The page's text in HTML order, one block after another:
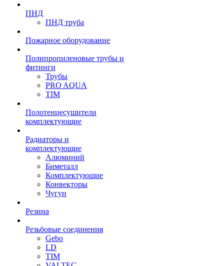
ПНД
ПНД труба
Пожарное оборудование
Полипропиленовые трубы и
фитинги
Трубы
PRO AQUA
TIM
Полотенцесушители
комплектующие
Радиаторы и
комплектующие
Алюминий
Биметалл
Комплектующие
Конвекторы
Чугун
Резина
Резьбовые соединения
Gebo
LD
TIM